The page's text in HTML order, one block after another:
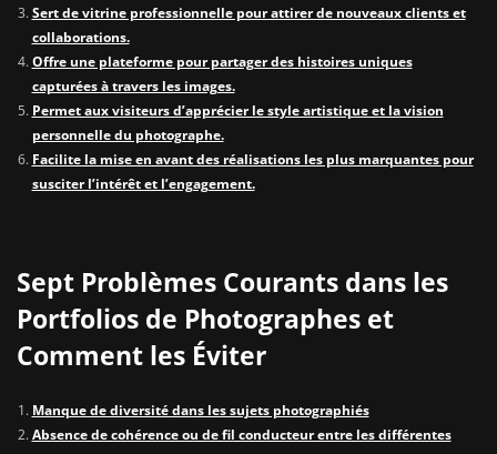
Sert de vitrine professionnelle pour attirer de nouveaux clients et
collaborations.
Offre une plateforme pour partager des histoires uniques
capturées à travers les images.
Permet aux visiteurs d’apprécier le style artistique et la vision
personnelle du photographe.
Facilite la mise en avant des réalisations les plus marquantes pour
susciter l’intérêt et l’engagement.
Sept Problèmes Courants dans les
Portfolios de Photographes et
Comment les Éviter
Manque de diversité dans les sujets photographiés
Absence de cohérence ou de fil conducteur entre les différentes